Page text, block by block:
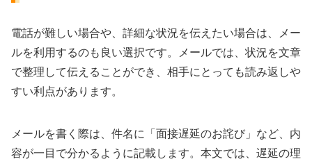
電話が難しい場合や、詳細な状況を伝えたい場合は、メー
ルを利用するのも良い選択です。メールでは、状況を文章
で整理して伝えることができ、相手にとっても読み返しや
すい利点があります。
メールを書く際は、件名に「面接遅延のお詫び」など、内
容が一目で分かるように記載します。本文では、遅延の理